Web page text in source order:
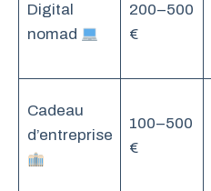
Digital
nomad
200–500
€
Cadeau
d’entreprise
100–500
€